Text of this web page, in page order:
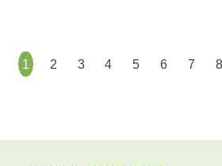
1 2 3 4 5 6 7 8